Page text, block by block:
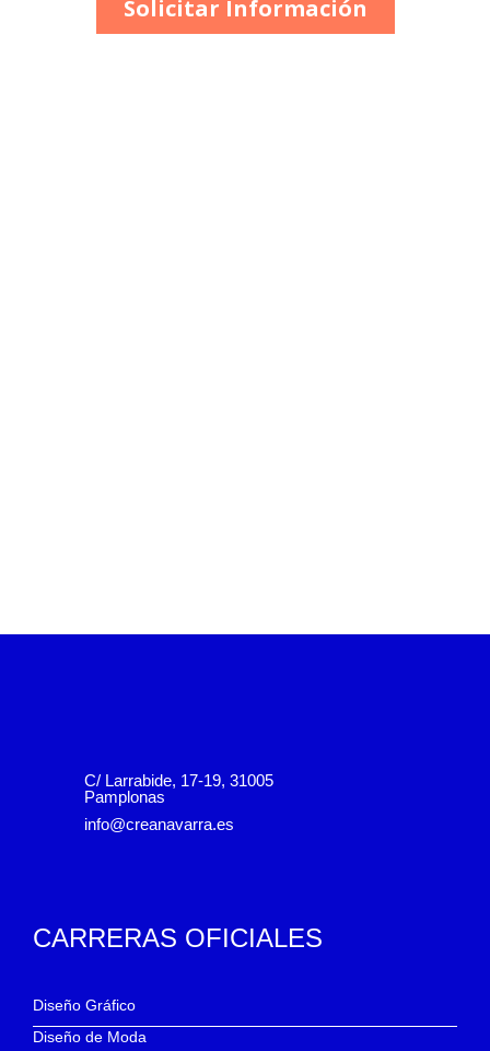
C/ Larrabide, 17-19, 31005
Pamplonas
info@creanavarra.es
CARRERAS OFICIALES
Diseño Gráfico
Diseño de Moda